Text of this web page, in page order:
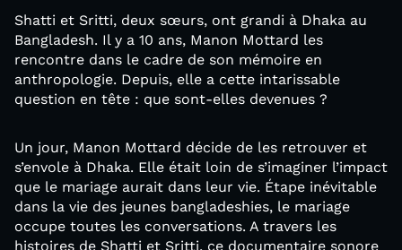
Shatti et Sritti, deux sœurs, ont grandi à Dhaka au
Bangladesh. Il y a 10 ans, Manon Mottard les
rencontre dans le cadre de son mémoire en
anthropologie. Depuis, elle a cette intarissable
question en tête : que sont-elles devenues ?
Un jour, Manon Mottard décide de les retrouver et
s’envole à Dhaka. Elle était loin de s’imaginer l’impact
que le mariage aurait dans leur vie. Étape inévitable
dans la vie des jeunes bangladeshies, le mariage
occupe toutes les conversations. A travers les
histoires de Shatti et Sritti, ce documentaire sonore